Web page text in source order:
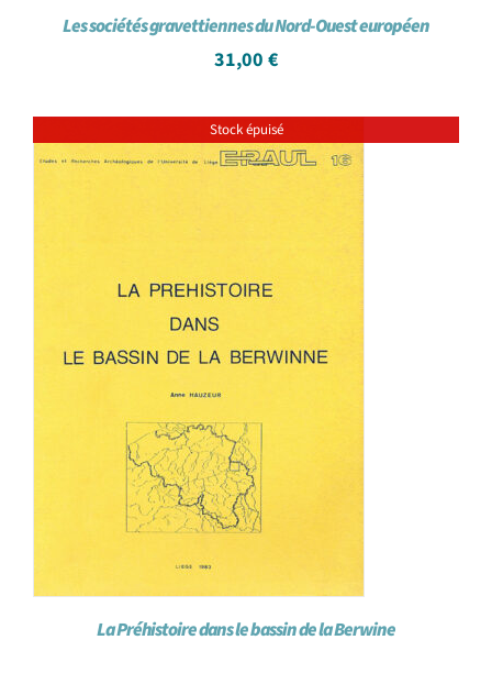
Les sociétés gravettiennes du Nord-Ouest européen
31,00 €
Stock épuisé
La Préhistoire dans le bassin de la Berwine